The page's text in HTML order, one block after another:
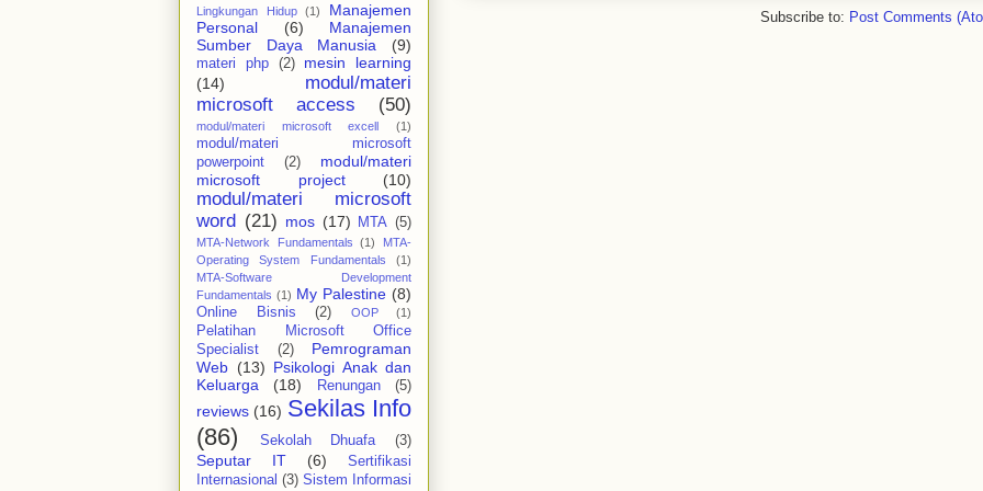
Subscribe to: Post Comments
Lingkungan Hidup (1)
Manajemen
Personal
(6)
Manajemen
Sumber Daya Manusia
(9)
materi php (2)
mesin learning
(14)
modul/materi
microsoft access
(50)
modul/materi microsoft excell (1)
modul/materi microsoft
powerpoint
(2)
modul/materi
microsoft project
(10)
modul/materi microsoft
word (21) mos (17) MTA (5)
MTA-Network Fundamentals (1)
MTA-
Operating System Fundamentals
(1)
MTA-Software Development
Fundamentals (1) My Palestine (8)
Online Bisnis (2) OOP (1)
Pelatihan Microsoft Office
Specialist
(2)
Pemrograman
Web (13) Psikologi Anak dan
Keluarga
(18) Renungan (5)
reviews (16) Sekilas Info
(86)
Sekolah Dhuafa (3)
Seputar IT (6)
Sertifikasi
Internasional (3) Sistem Informasi